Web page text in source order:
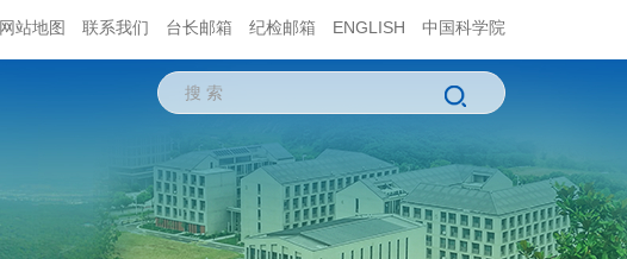
网站地图 联系我们 台长邮箱 纪检邮箱 ENGLISH 中国科学院